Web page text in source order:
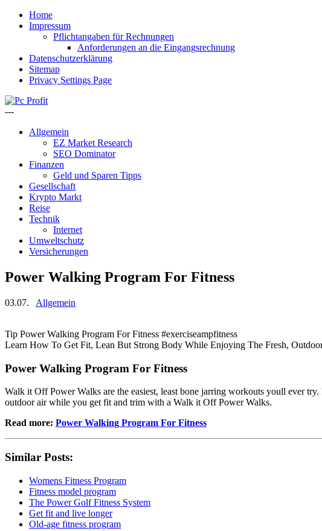
Home
Impressum
Pflichtangaben für Rechnungen
Anforderungen an die Eingangsrechnung
Datenschutzerklärung
Sitemap
Privacy Settings Page
---
Allgemein
EZ Market Research
SEO Dominator
Finanzen
Geld und Sparen Tipps
Gesellschaft
Krypto Markt
Reise
Technik
Internet
Umweltschutz
Versicherungen
Power Walking Program For Fitness
03.07. Allgemein
Tip Power Walking Program For Fitness #exerciseampfitness
Learn How To Get Fit, Lean But Strong Body While Enjoying The Fresh,
Power Walking Program For Fitness
Walk it Off Power Walks are the easiest, least bone jarring workouts youll ever
outdoor air while you get fit and trim with a Walk it Off Power Walks.
Read more: Power Walking Program For Fitness
Similar Posts:
Womens Fitness Program
Fitness model program
The Power Golf Fitness System
Get fit and live longer
Old-age fitness program